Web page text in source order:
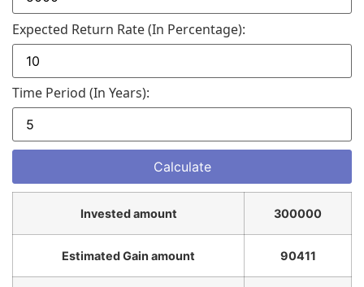
Expected Return Rate (in Percentage):
Time Period (in Years):
Invested amount 300000
Estimated Gain amount 90411